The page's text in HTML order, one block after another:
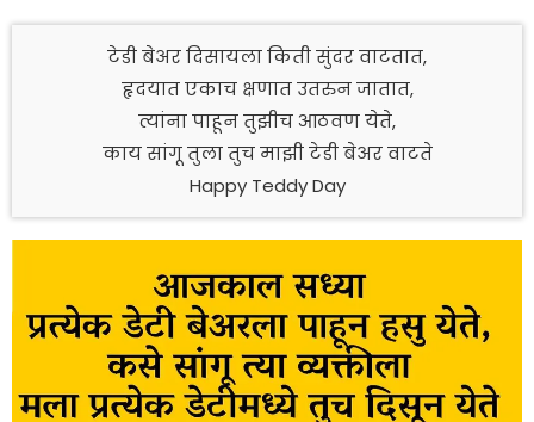
टेडी बेअर दिसायला किती सुंदर वाटतात,
हृदयात एकाच क्षणात उतरुन जातात,
त्यांना पाहून तुझीच आठवण येते,
काय सांगू तुला तुच माझी टेडी बेअर वाटते
Happy Teddy Day